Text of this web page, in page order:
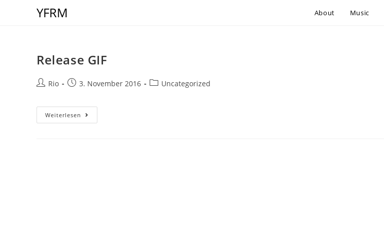
YFRM About Music
Release GIF
Beitrags-
Rio
Beitrag3. November 2016
Beitrags-
Uncategorized
Weiterlesen Release
GIF